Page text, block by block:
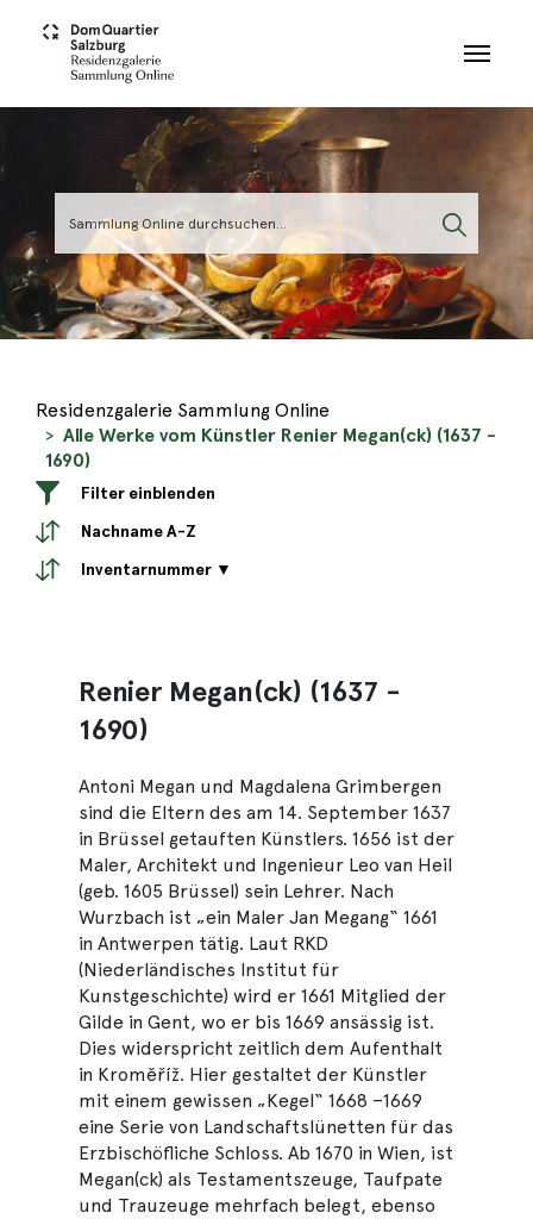
Residenzgalerie Sammlung Online
Alle Werke vom Künstler Renier Megan(ck) (1637 -
1690)
Filter einblenden
Nachname A-Z
Inventarnummer ▼
Renier Megan(ck) (1637 -
1690)
Antoni Megan und Magdalena Grimbergen
sind die Eltern des am 14. September 1637
in Brüssel getauften Künstlers. 1656 ist der
Maler, Architekt und Ingenieur Leo van Heil
(geb. 1605 Brüssel) sein Lehrer. Nach
Wurzbach ist „ein Maler Jan Megang“ 1661
in Antwerpen tätig. Laut RKD
(Niederländisches Institut für
Kunstgeschichte) wird er 1661 Mitglied der
Gilde in Gent, wo er bis 1669 ansässig ist.
Dies widerspricht zeitlich dem Aufenthalt
in Kroměříž. Hier gestaltet der Künstler
mit einem gewissen „Kegel“ 1668 –1669
eine Serie von Landschaftslünetten für das
Erzbischöfliche Schloss. Ab 1670 in Wien, ist
Megan(ck) als Testamentszeuge, Taufpate
und Trauzeuge mehrfach belegt, ebenso